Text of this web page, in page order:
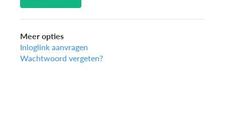
Meer opties
Inloglink aanvragen
Wachtwoord vergeten?